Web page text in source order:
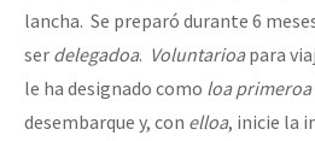
lancha. Se preparó durante 6
ser delegadoa. Voluntarioapara
le ha designado como loa primeroa
desembarque y, con elloa, inicie la